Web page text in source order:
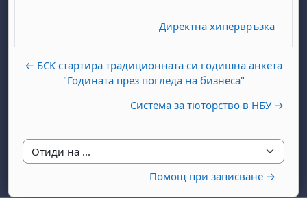
Директна хипервръзка
← БСК стартира традиционната си годишна анкета
"Годината през погледа на бизнеса"
Система за тюторство в НБУ →
Отиди на ...
Помощ при записване →